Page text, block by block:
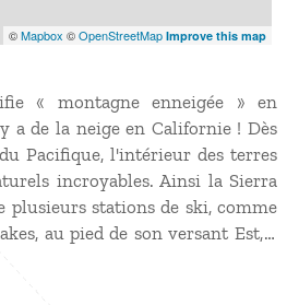
©Mapbox ©OpenStreetMap Improve this map
« montagne enneigée » en
a de la neige en Californie ! Dès
Pacifique, l'intérieur des terres
incroyables. Ainsi la Sierra
plusieurs stations de ski, comme
au pied de son versant Est, à
Au cœur de la Sierra Nevada, le